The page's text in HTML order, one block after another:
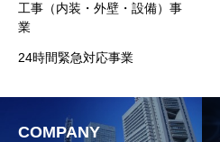
工事（内装・外壁・設備）事
業
24時間緊急対応事業
COMPANY